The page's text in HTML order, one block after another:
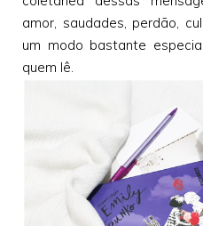
amor, saudades, perdão,
um modo bastante
quem lê.